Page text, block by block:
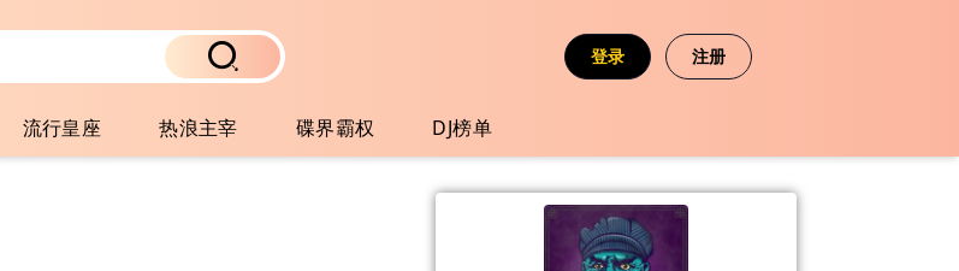
登录 注册
流行皇座 热浪主宰 碟界霸权 DJ榜单